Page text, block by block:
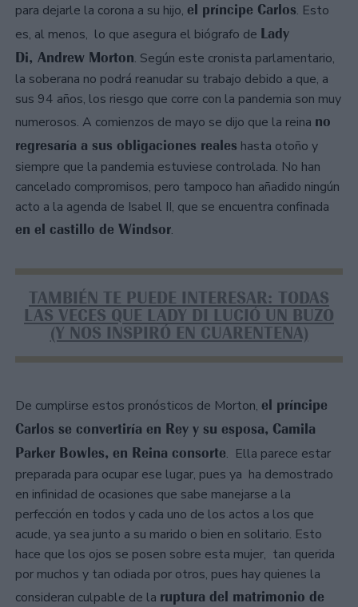
para dejarle la corona a su hijo, el príncipe Carlos. Esto
es, al menos, lo que asegura el biógrafo de Lady
Di, Andrew Morton. Según este cronista parlamentario,
la soberana no podrá reanudar su trabajo debido a que, a
sus 94 años, los riesgo que corre con la pandemia son muy
numerosos. A comienzos de mayo se dijo que la reina no
regresaría a sus obligaciones reales hasta otoño y
siempre que la pandemia estuviese controlada. No han
cancelado compromisos, pero tampoco han añadido ningún
acto a la agenda de Isabel II, que se encuentra confinada
en el castillo de Windsor.
TAMBIÉN TE PUEDE INTERESAR: TODAS
LAS VECES QUE LADY DI LUCIÓ UN BUZO
(Y NOS INSPIRÓ EN CUARENTENA)
De cumplirse estos pronósticos de Morton, el príncipe
Carlos se convertiría en Rey y su esposa, Camila
Parker Bowles, en Reina consorte. Ella parece estar
preparada para ocupar ese lugar, pues ya ha demostrado
en infinidad de ocasiones que sabe manejarse a la
perfección en todos y cada uno de los actos a los que
acude, ya sea junto a su marido o bien en solitario. Esto
hace que los ojos se posen sobre esta mujer, tan querida
por muchos y tan odiada por otros, pues hay quienes la
consideran culpable de la ruptura del matrimonio de